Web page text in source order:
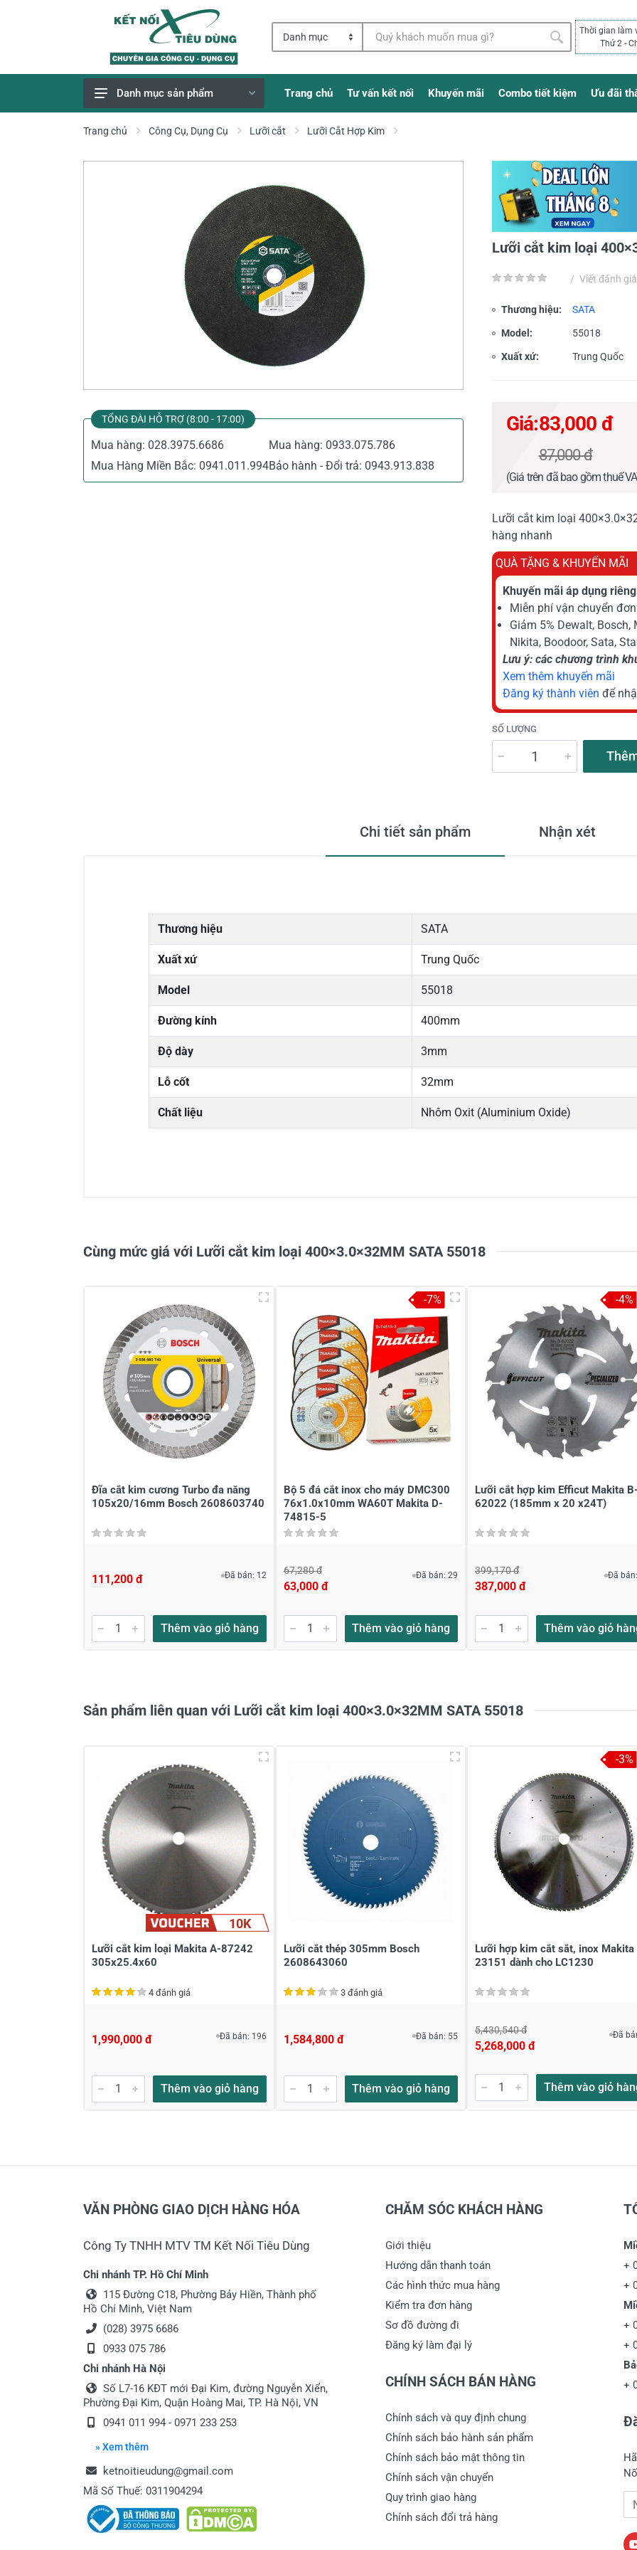
Thời gian làm
Thứ 2 -
Giao Hàng Miễn Phí
Phụ Tùng, Linh Kiện
Máy Hàn & Phụ Kiện
Danh mục sản phẩm Trang chủ Tư vấn kết nối Khuyến mãi Combo tiết kiệm Ưu đãi
Trang chủ Công Cụ, Dụng Cụ Lưỡi cắt Lưỡi Cắt Hợp Kim
TỔNG ĐÀI HỖ TRỢ (8:00 - 17:00)
Mua hàng: 028.3975.6686 Mua hàng: 0933.075.786
Mua Hàng Miền Bắc: 0941.011.994Bảo hành - Đổi trả: 0943.913.838
Lưỡi cắt kim loại
/ Viết đánh giá
Thương hiệu: SATA
Model: 55018
Xuất xứ: Trung Quốc
Giá:83,000 đ
87,000 đ
(Giá trên đã bao gồm thuế
Lưỡi cắt kim loại
hàng nhanh
QUÀ TẶNG & KHUYẾN MÃI
Khuyến mãi áp dụng
Miễn phí vận chuyển
Giảm 5% Dewalt,
Nikita, Boodoor, Sata,
Lưu ý: các chương trình
Xem thêm khuyến mãi
Đăng ký thành viên để
SỐ LƯỢNG
Chi tiết sản phẩm Nhận xét
Thương hiệu SATA
Xuất xứ Trung Quốc
Model 55018
Đường kính 400mm
Độ dày 3mm
Lỗ cốt 32mm
Chất liệu Nhôm Oxit (Aluminium Oxide)
Viết nhận xét về sản phẩm
Đánh giá sao Họ và tên* Tiêu đề của nhận xét*
Viết nhận xét của bạn vào bên dưới
Cùng mức giá với Lưỡi cắt kim loại 400×3.0×32MM SATA 55018
Đĩa cắt kim cương Turbo đa năng
105x20/16mm Bosch 2608603740
111,200 đ Đã bán: 12
Thêm vào giỏ hàng
Bộ 5 đá cắt inox cho máy DMC300
76x1.0x10mm WA60T Makita D-
74815-5
67,280 đ
63,000 đ
Đã bán: 29
Thêm vào giỏ hàng
-7%
Lưỡi cắt hợp kim Efficut Makita B-
62022 (185mm x 20 x24T)
399,170 đ
387,000 đ
Đã
Thêm vào giỏ
-4%
Sản phẩm liên quan với Lưỡi cắt kim loại 400×3.0×32MM SATA 55018
10K
Lưỡi cắt kim loại Makita A-87242
305x25.4x60
4 đánh giá
1,990,000 đ Đã bán: 196
Thêm vào giỏ hàng
Lưỡi cắt thép 305mm Bosch
2608643060
3 đánh giá
1,584,800 đ Đã bán: 55
Thêm vào giỏ hàng
Lưỡi hợp kim cắt sắt, inox Makita
23151 dành cho LC1230
5,430,540 đ
5,268,000 đ
Đã
Thêm vào giỏ
-3%
VĂN PHÒNG GIAO DỊCH HÀNG HÓA
Công Ty TNHH MTV TM Kết Nối Tiêu Dùng
Chi nhánh TP. Hồ Chí Minh
115 Đường C18, Phường Bảy Hiền, Thành phố
Hồ Chí Minh, Việt Nam
(028) 3975 6686
0933 075 786
Chi nhánh Hà Nội
Số L7-16 KĐT mới Đại Kim, đường Nguyễn Xiển,
Phường Đại Kim, Quận Hoàng Mai, TP. Hà Nội, VN
0941 011 994 - 0971 233 253
» Xem thêm
ketnoitieudung@gmail.com
Mã Số Thuế: 0311904294
CHĂM SÓC KHÁCH HÀNG
Giới thiệu
Hướng dẫn thanh toán
Các hình thức mua hàng
Kiểm tra đơn hàng
Sơ đồ đường đi
Đăng ký làm đại lý
CHÍNH SÁCH BÁN HÀNG
Chính sách và quy định chung
Chính sách bảo hành sản phẩm
Chính sách bảo mật thông tin
Chính sách vận chuyển
Quy trình giao hàng
Chính sách đổi trả hàng
+
+
+
+
+